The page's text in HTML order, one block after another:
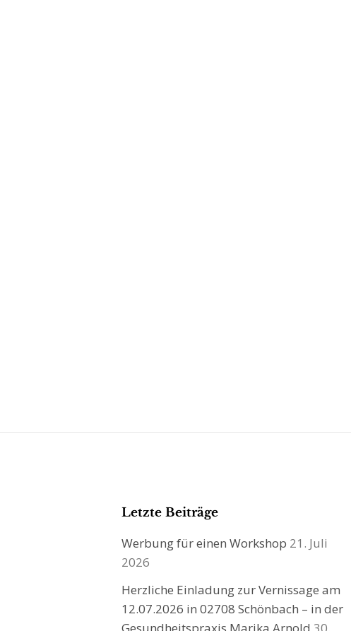
Letzte Beiträge
Werbung für einen Workshop 21. Juli
2026
Herzliche Einladung zur Vernissage am
12.07.2026 in 02708 Schönbach – in der